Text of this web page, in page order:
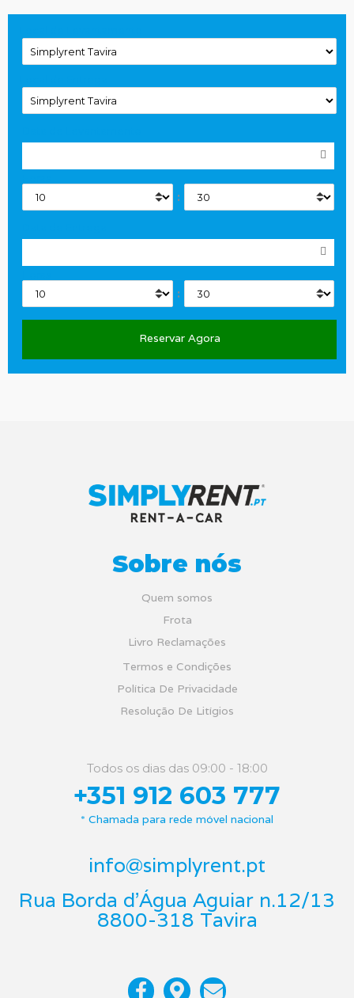
:
:
Sobre nós
Quem somos
Frota
Livro Reclamações
Termos e Condições
Política De Privacidade
Resolução De Litígios
Todos os dias das 09:00 - 18:00
+351 912 603 777
* Chamada para rede móvel nacional
info@simplyrent.pt
Rua Borda d'Água Aguiar n.12/13
8800-318 Tavira